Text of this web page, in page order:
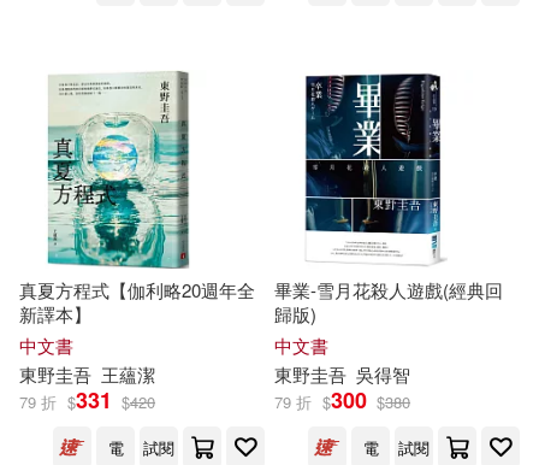
真夏方程式【伽利略20週年全
新譯本】
中文書
東野圭吾 王蘊潔
79 折 $331 $420
電
試閱
畢業-雪月花殺人遊戲(經典回
歸版)
中文書
東野圭吾 吳得智
79 折 $300 $380
電
試閱